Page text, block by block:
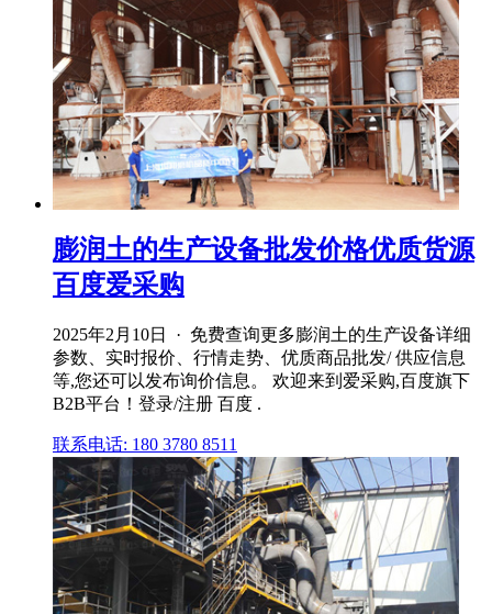
膨润土的生产设备批发价格优质货源
百度爱采购
2025年2月10日 · 免费查询更多膨润土的生产设备详细
参数、实时报价、行情走势、优质商品批发/ 供应信息
等,您还可以发布询价信息。 欢迎来到爱采购,百度旗下
B2B平台！登录/注册 百度 .
联系电话: 180 3780 8511